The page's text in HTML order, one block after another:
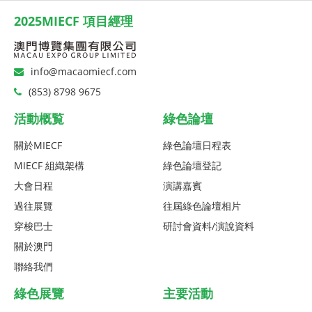
2025MIECF 項目經理
info@macaomiecf.com
(853) 8798 9675
活動概覧
關於MIECF
MIECF 組織架構
大會日程
過往展覽
穿梭巴士
關於澳門
聯絡我們
綠色論壇
綠色論壇日程表
綠色論壇登記
演講嘉賓
往屆綠色論壇相片
研討會資料/演說資料
綠色展覽 主要活動